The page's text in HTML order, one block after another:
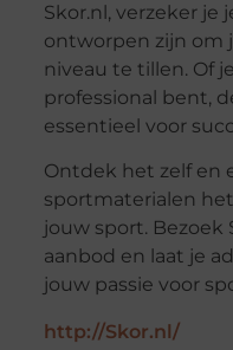
Skor.nl, verzeker je
ontworpen zijn om
niveau te tillen. Of
professional bent,
essentieel voor
Ontdek het zelf en
sportmaterialen
jouw sport. Bezoek
aanbod en laat je
jouw passie voor
http://Skor.nl/